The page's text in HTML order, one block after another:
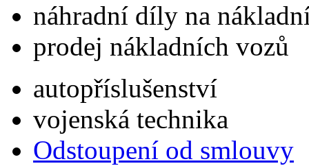
náhradní díly na
prodej nákladních vozů
autopříslušenství
vojenská technika
Odstoupení od smlouvy